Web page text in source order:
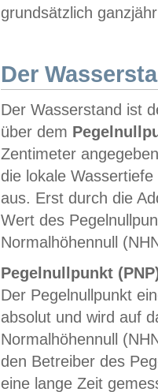
grundsätzlich
Der
Der Wasserstand ist
über dem
Zentimeter
die lokale
aus. Erst durch die
Wert des
Normalhöhennull
Pegelnullpunkt
Der Pegelnullpunkt
absolut und wird auf
Normalhöhennull
den Betreiber des
eine lange Zeit